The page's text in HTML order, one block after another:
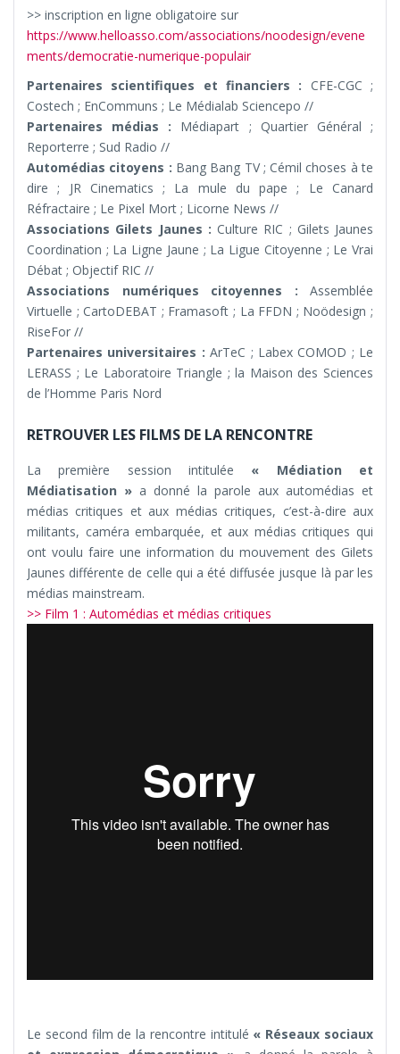
>> inscription en ligne obligatoire sur
https://www.helloasso.com/associations/noodesign/evene
ments/democratie-numerique-populair
Partenaires scientifiques et financiers : CFE-CGC ;
Costech ; EnCommuns ; Le Médialab Sciencepo //
Partenaires médias : Médiapart ; Quartier Général ;
Reporterre ; Sud Radio //
Automédias citoyens : Bang Bang TV ; Cémil choses à te
dire ; JR Cinematics ; La mule du pape ; Le Canard
Réfractaire ; Le Pixel Mort ; Licorne News //
Associations Gilets Jaunes : Culture RIC ; Gilets Jaunes
Coordination ; La Ligne Jaune ; La Ligue Citoyenne ; Le Vrai
Débat ; Objectif RIC //
Associations numériques citoyennes : Assemblée
Virtuelle ; CartoDEBAT ; Framasoft ; La FFDN ; Noödesign ;
RiseFor //
Partenaires universitaires :ArTeC ; Labex COMOD ; Le
LERASS ; Le Laboratoire Triangle ; la Maison des Sciences
de l’Homme Paris Nord
RETROUVER LES FILMS DE LA RENCONTRE
La première session intitulée « Médiation et
Médiatisation » a donné la parole aux automédias et
médias critiques et aux médias critiques, c’est-à-dire aux
militants, caméra embarquée, et aux médias critiques qui
ont voulu faire une information du mouvement des Gilets
Jaunes différente de celle qui a été diffusée jusque là par les
médias mainstream.
>> Film 1 : Automédias et médias critiques
Le second film de la rencontre intitulé « Réseaux sociaux